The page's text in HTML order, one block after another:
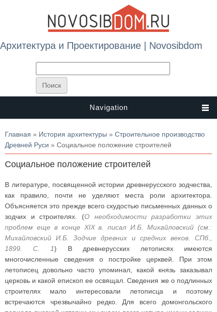
Архитектура и Проектирование | Novosibdom
Navigation
Вы здесь
Главная » История архитектуры » Строительное производство
Древней Руси » Социальное положение строителей
Социальное положение строителей
В литературе, посвященной истории древнерусского зодчества,
как правило, почти не уделяют места роли архитектора.
Объясняется это прежде всего скудостью письменных данных о
зодчих и строителях. (О необходимости разработки этих
проблем еще в конце XIX в. писал И.Б. Михайловский (см.:
Михайловский И.Б. Зодчие древних и средних веков. СПб.,
1899. С. 1) В древнерусских летописях имеются
многочисленные сведения о постройке церквей. При этом
летописец довольно часто упоминал, какой князь заказывал
церковь и какой епископ ее освящал. Сведения же о подлинных
строителях мало интересовали летописца и поэтому
встречаются чрезвычайно редко. Для всего домонгольского